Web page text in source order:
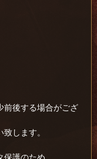
前後する場合がござ
します。